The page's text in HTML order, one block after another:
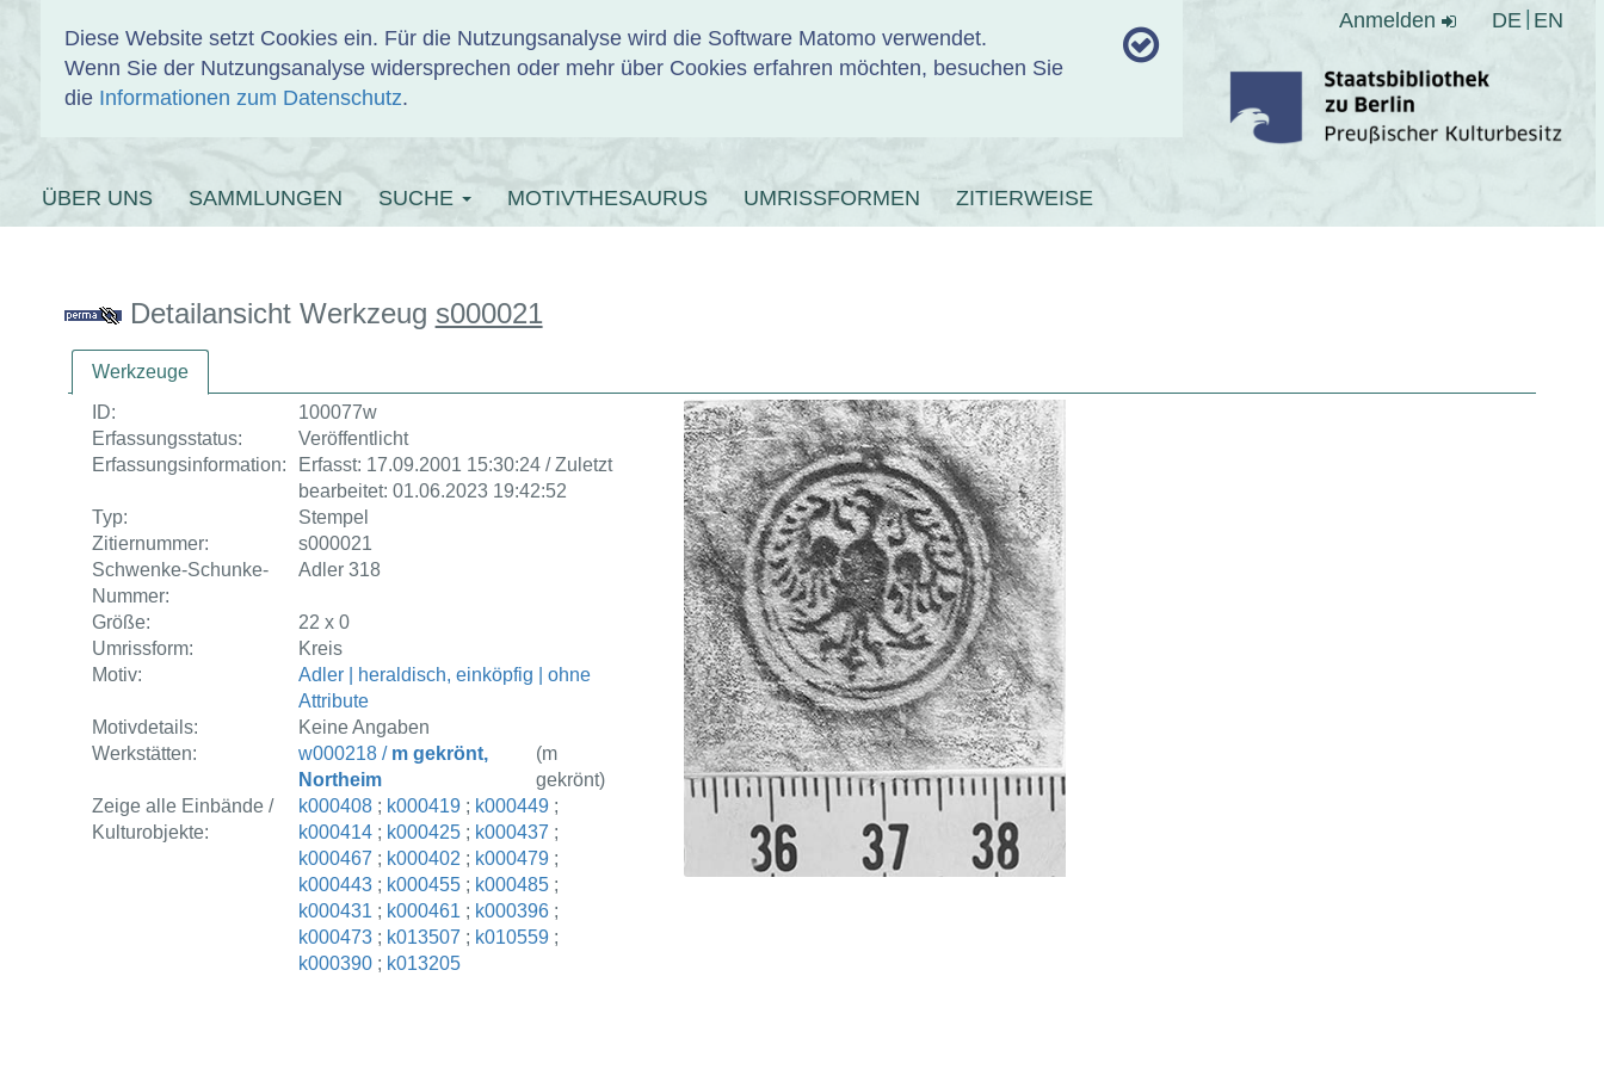
Diese Website setzt Cookies ein. Für die Nutzungsanalyse wird die Software Matomo verwendet.
Wenn Sie der Nutzungsanalyse widersprechen oder mehr über Cookies erfahren möchten, besuchen Sie
die Informationen zum Datenschutz.
Anmelden DE EN
EINBANDDATENBANK
ÜBER UNS SAMMLUNGEN SUCHE MOTIVTHESAURUS UMRISSFORMEN ZITIERWEISE
Detailansicht Werkzeug s000021
Werkzeuge
ID:
100077w
Erfassungsstatus:
Veröffentlicht
Erfassungsinformation:
Erfasst: 17.09.2001 15:30:24 / Zuletzt
bearbeitet: 01.06.2023 19:42:52
Typ:
Stempel
Zitiernummer:
s000021
Schwenke-Schunke-
Nummer:
Adler 318
Größe:
22 x 0
Umrissform:
Kreis
Motiv:
Adler | heraldisch, einköpfig | ohne
Attribute
Motivdetails:
Keine Angaben
Werkstätten:
w000218 / m gekrönt,
Northeim
(m
gekrönt)
Zeige alle Einbände /
Kulturobjekte:
k000408; k000419; k000449;
k000414; k000425; k000437 ;
k000467 ; k000402 ; k000479;
k000443; k000455; k000485;
k000431 ; k000461 ; k000396;
k000473; k013507 ; k010559;
k000390; k013205